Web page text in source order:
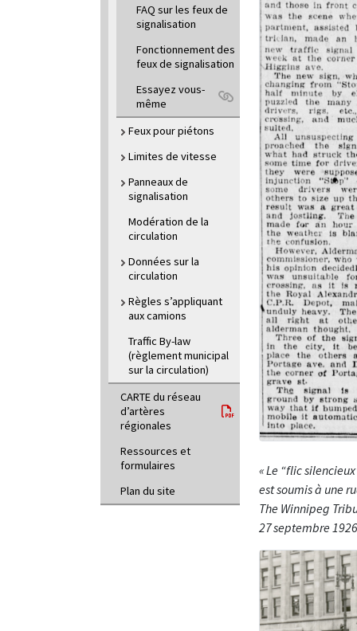
FAQ sur les feux de
signalisation
Fonctionnement des
feux de signalisation
Essayez vous-
même
Feux pour piétons
Limites de vitesse
Panneaux de
signalisation
Modération de la
circulation
Données sur la
circulation
Règles s’appliquant
aux camions
Traffic By-law
(règlement municipal
sur la circulation)
CARTE du réseau
d’artères
régionales
Ressources et
formulaires
Plan du site
« Le “flic
est soumis à une
The Winnipeg
27 septembre